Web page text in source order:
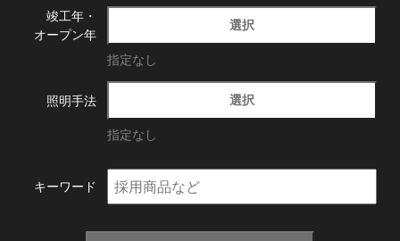
竣工年・
オープン年
選択
指定なし
照明手法 選択
指定なし
キーワード